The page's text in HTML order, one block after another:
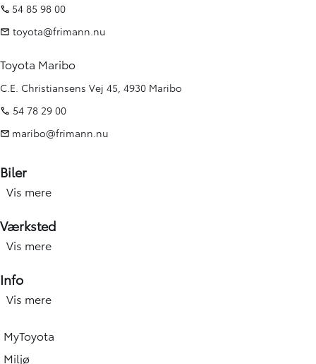
54 85 98 00
toyota@frimann.nu
Toyota Maribo
C.E. Christiansens Vej 45, 4930 Maribo
54 78 29 00
maribo@frimann.nu
Biler
Nye biler
Brugte biler
Kampagner
Erhverv
Book prøvetur
Beregn salgspris på din bil
Toyota Approved Used
Vis mere
Værksted
Værksted forside
Service
Hjulskift & dæk
Skadecenter & smart Repair
Vis mere
Info
Åbningstid
Toyota Vejhjælp
Vis mere
MyToyota
Miljø